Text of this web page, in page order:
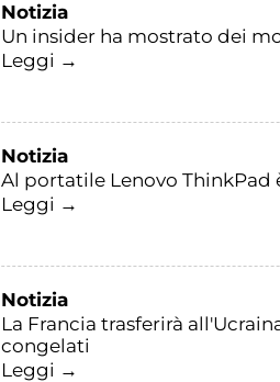
Notizia
Un insider ha mostrato dei
Leggi →
Notizia
Al portatile Lenovo
Leggi →
Notizia
La Francia trasferirà
congelati
Leggi →